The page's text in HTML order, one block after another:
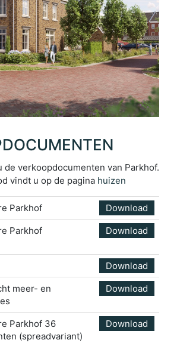
de verkoopdocumenten van Parkhof.
vindt u op de pagina huizen
Parkhof
Download
Parkhof
Download
Download
meer- en
Download
Parkhof 36
(spreadvariant)
Download